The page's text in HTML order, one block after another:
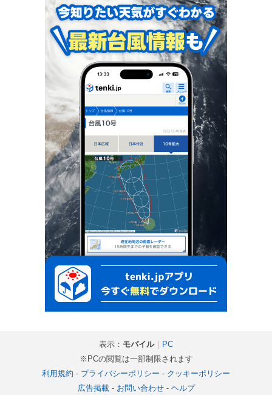
表示： モバイル｜ PC
※PCの閲覧は一部制限されます
利用規約 - プライバシーポリシー - クッキーポリシー
広告掲載- お問い合わせ- ヘルプ